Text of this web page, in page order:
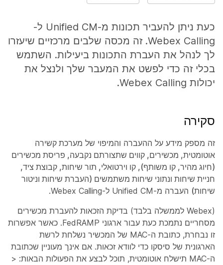
כעת ניתן להעביר תכונות מ-Unified CM ל-
Webex Calling. זה מכסה שלבים מרכזיים שיעזרו
לך לנהל את העברת התכונות ביעילות. השתמש
בכלי זה כדי לפשט את המעבר שלך ולנצל את
יכולות Webex Calling.
סקירה
זה מספק מידע על ההעברה והמיפוי של מערכת קשירה
אוטומטית, מכשירים, קווים שתצורתם נקבעה, פריסת מכשירים
(חיוג מהיר, קו משותף), קו וירטואלי, תור שיחות, קבוצת ציד,
חניית שיחות ונתוני שיחות משתמשים (העברת שיחות וניטור
שיחות) העברה מ-Unified CM ל-Webex Calling.
(Webex לממשלה בלבד) בדיקת הזכאות להעברת מכשירים
מסחריים נתמכת כעת עבור ארגוני FedRAMP. כאשר אפשרות
זו נבחרת, כתובת ה-MAC של המכשיר נשלחת לרשת
הארגונית של סיסקו כדי לוודא זכאות. אם אינך מעוניין שכתובת
ה-MAC תישלח אוטומטית, תוכל לבצע את הפעולות הבאות: <